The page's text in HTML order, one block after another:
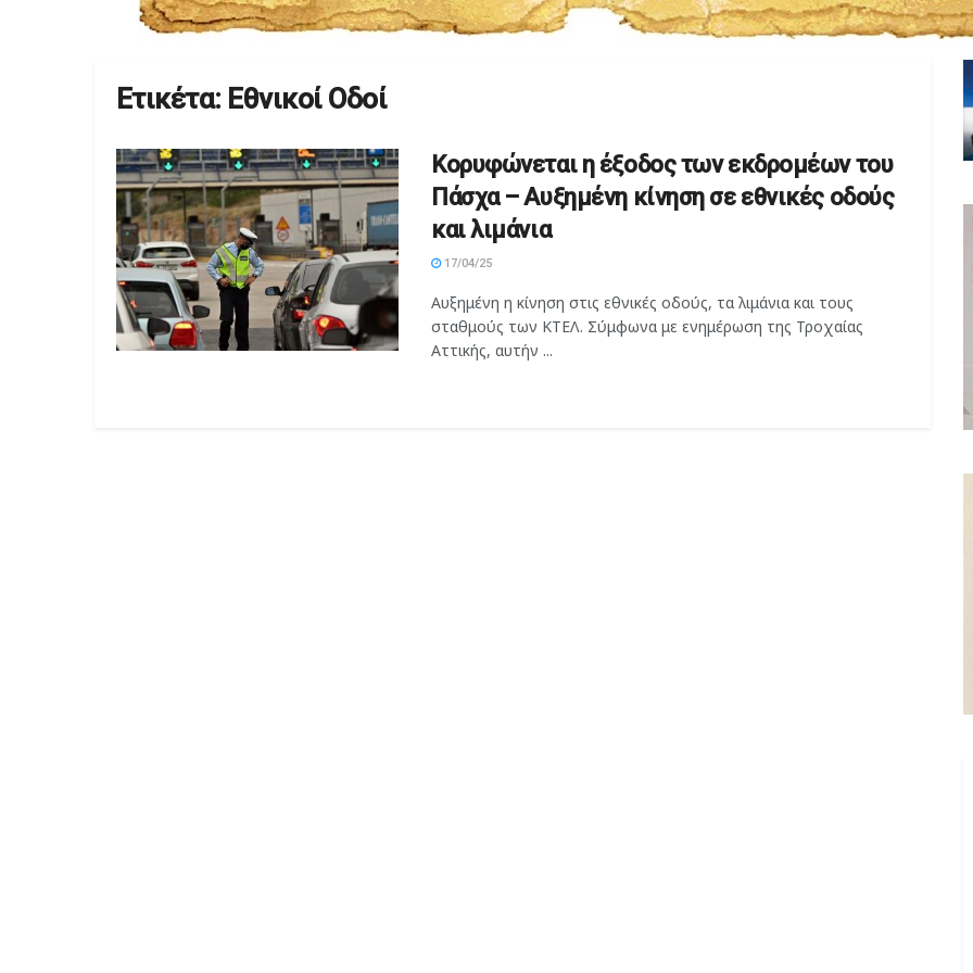
Ετικέτα: Εθνικοί Οδοί
Κορυφώνεται η έξοδος των εκδρομέων του
Πάσχα – Αυξημένη κίνηση σε εθνικές οδούς
και λιμάνια
17/04/25
Αυξημένη η κίνηση στις εθνικές οδούς, τα λιμάνια και τους
σταθμούς των ΚΤΕΛ. Σύμφωνα με ενημέρωση της Τροχαίας
Αττικής, αυτήν ...